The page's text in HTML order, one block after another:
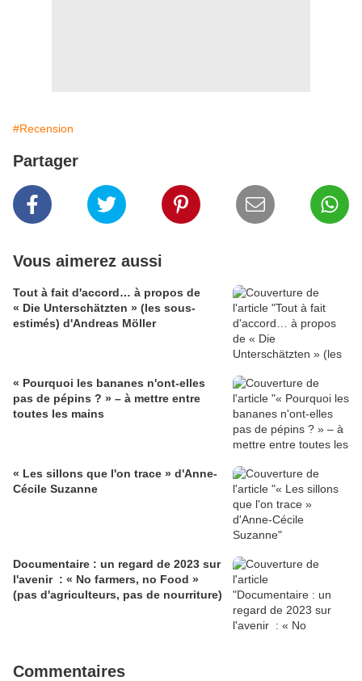
#Recension
Partager
Vous aimerez aussi
Tout à fait d'accord… à propos de
« Die Unterschätzten » (les sous-
estimés) d'Andreas Möller
« Pourquoi les bananes n'ont-elles
pas de pépins ? » – à mettre entre
toutes les mains
« Les sillons que l'on trace » d'Anne-
Cécile Suzanne
Documentaire : un regard de 2023 sur
l'avenir : « No farmers, no Food »
(pas d'agriculteurs, pas de nourriture)
Commentaires